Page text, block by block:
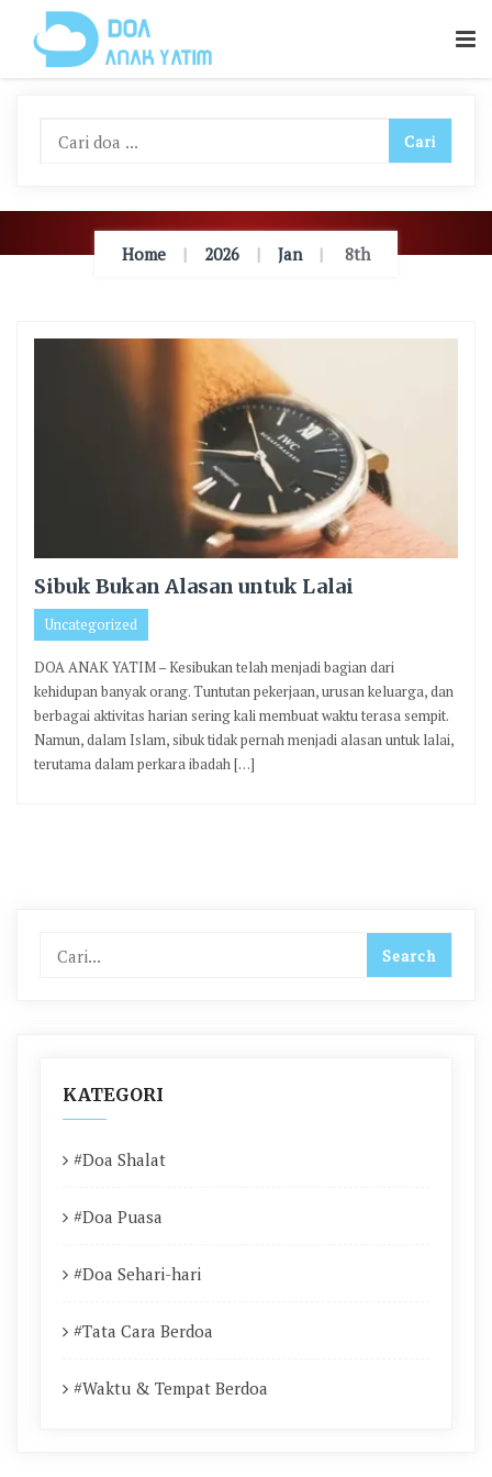
Content
Home 2026 Jan 8th
Sibuk Bukan Alasan untuk Lalai
Uncategorized
DOA ANAK YATIM – Kesibukan telah menjadi bagian dari
kehidupan banyak orang. Tuntutan pekerjaan, urusan keluarga, dan
berbagai aktivitas harian sering kali membuat waktu terasa sempit.
Namun, dalam Islam, sibuk tidak pernah menjadi alasan untuk lalai,
terutama dalam perkara ibadah […]
KATEGORI
#Doa Shalat
#Doa Puasa
#Doa Sehari-hari
#Tata Cara Berdoa
#Waktu & Tempat Berdoa